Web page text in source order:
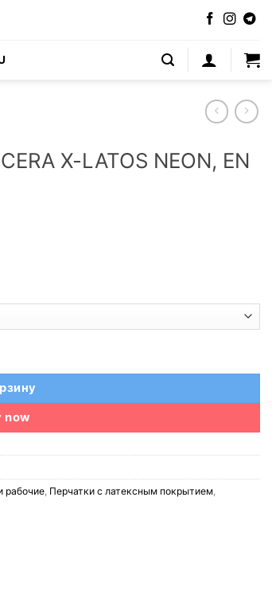
X-LATOS NEON, EN
now
рабочие Перчатки с латексным покрытием